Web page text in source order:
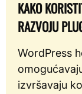
KAKO
RAZVOJU
WordPress
izvršavaju